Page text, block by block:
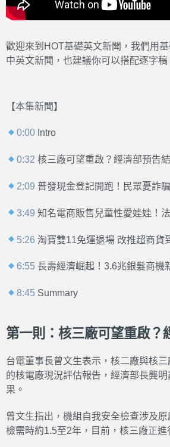
歡迎來到HOT基礎英文新聞，我們用
中英文新聞，也建議你可以搭配逐字
【本集新聞】
0:00 Intro
0:32 核三廠可望重啟？經濟部預告
2:09 普發現金登記開跑！民眾憂詐
3:49 知名電商販售兒童性愛娃娃！
5:26 淘寶雙11免運退場 改推超商貨
6:55 長壽經濟崛起！3.6兆銀髮商機
8:45 Summary
第一則：核三廠可望重啟？
台電董事長曾文生表示，核二廠與核
的核電廠現況評估報告，經濟部長龔
果。
曾文生指出，機組自我安全檢查涉及
檢需時約1.5至2年，目前，核三廠正進